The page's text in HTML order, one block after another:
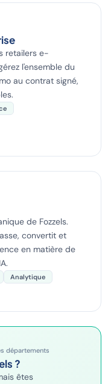
retailers e-
l'ensemble du
au contrat signé,
de Fozzels.
convertit et
en matière de
Analytique
départements
?
êtes